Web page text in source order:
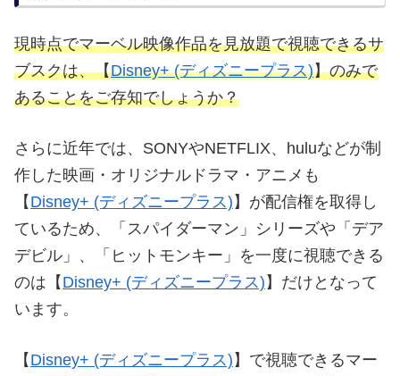
現時点でマーベル映像作品を見放題で視聴できるサ
ブスクは、【Disney+ (ディズニープラス)】のみで
あることをご存知でしょうか？
さらに近年では、SONYやNETFLIX、huluなどが制
作した映画・オリジナルドラマ・アニメも
【 Disney+ (ディズニープラス) 】が配信権を取得し
ているため、「スパイダーマン」シリーズや「デア
デビル」、「ヒットモンキー」を一度に視聴できる
のは【 Disney+ (ディズニープラス) 】だけとなって
います。
【 Disney+ (ディズニープラス) 】で視聴できるマー